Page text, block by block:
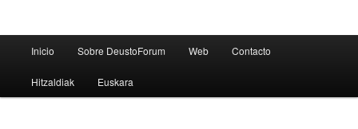
Skip to primary content
Skip to secondary content
Inicio Sobre DeustoForum Web Contacto
Hitzaldiak Euskara